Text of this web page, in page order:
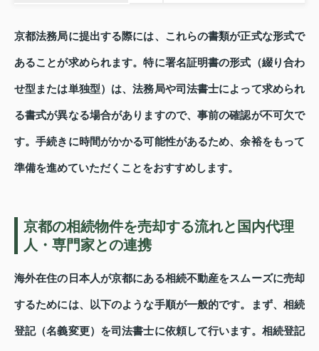
京都法務局に提出する際には、これらの書類が正式な形式で
あることが求められます。特に署名証明書の形式（綴り合わ
せ型または単独型）は、法務局や司法書士によって求められ
る書式が異なる場合がありますので、事前の確認が不可欠で
す。手続きに時間がかかる可能性があるため、余裕をもって
準備を進めていただくことをおすすめします。
京都の相続物件を売却する流れと国内代理
人・専門家との連携
海外在住の日本人が京都にある相続不動産をスムーズに売却
するためには、以下のような手順が一般的です。まず、相続
登記（名義変更）を司法書士に依頼して行います。相続登記